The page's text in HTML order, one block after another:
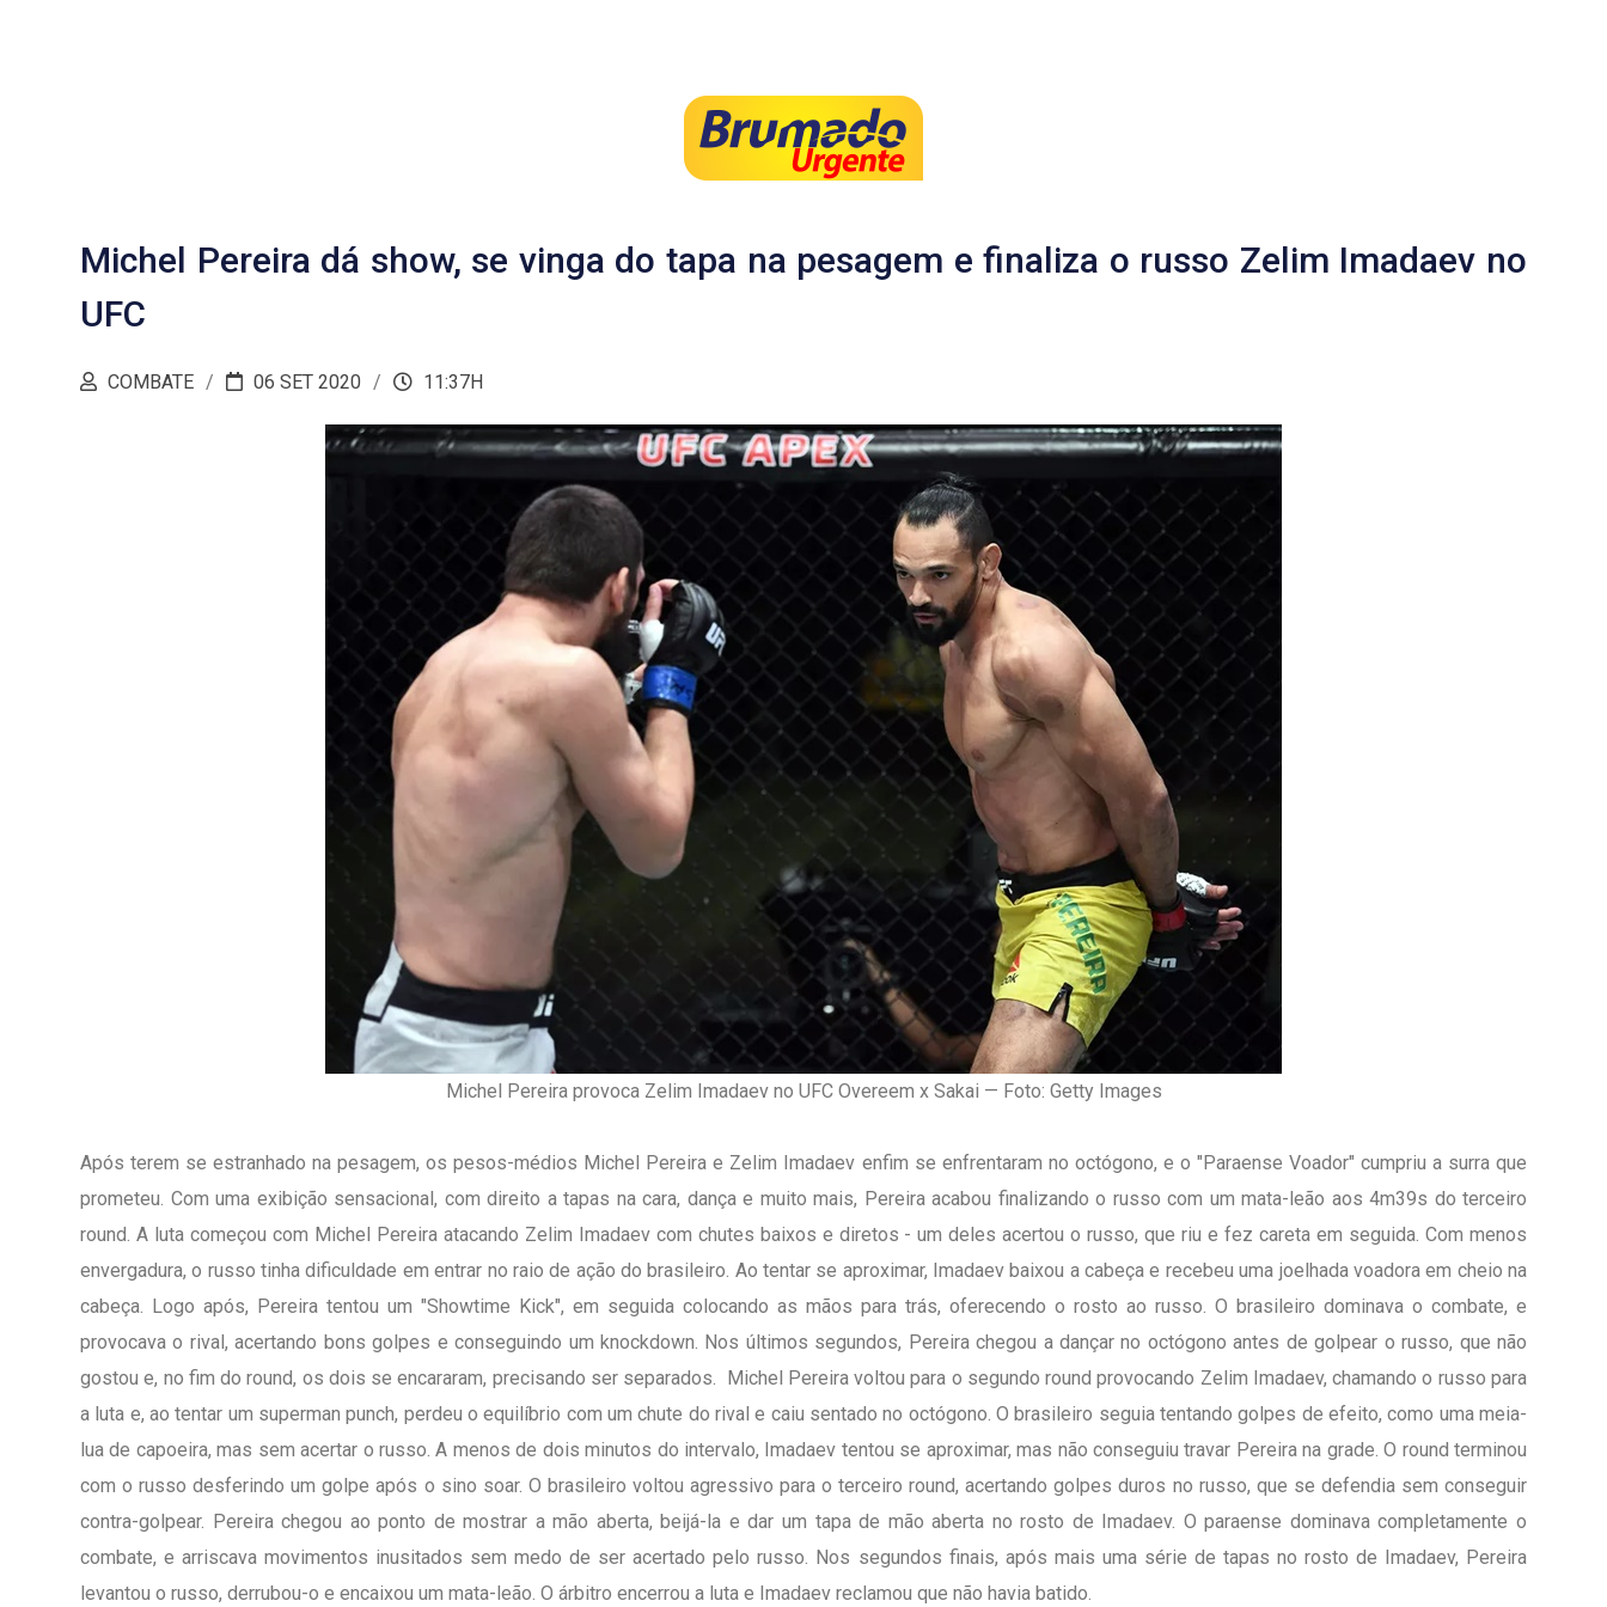
Michel Pereira dá show, se vinga do tapa na pesagem e finaliza o russo Zelim Imadaev no
UFC
COMBATE 06 SET 2020 11:37H
Michel Pereira provoca Zelim Imadaev no UFC Overeem x Sakai — Foto: Getty Images
Após terem se estranhado na pesagem, os pesos-médios Michel Pereira e Zelim Imadaev enfim se enfrentaram no octógono, e o "Paraense Voador" cumpriu a surra que
prometeu. Com uma exibição sensacional, com direito a tapas na cara, dança e muito mais, Pereira acabou finalizando o russo com um mata-leão aos 4m39s do terceiro
round. A luta começou com Michel Pereira atacando Zelim Imadaev com chutes baixos e diretos - um deles acertou o russo, que riu e fez careta em seguida. Com menos
envergadura, o russo tinha dificuldade em entrar no raio de ação do brasileiro. Ao tentar se aproximar, Imadaev baixou a cabeça e recebeu uma joelhada voadora em cheio na
cabeça. Logo após, Pereira tentou um "Showtime Kick", em seguida colocando as mãos para trás, oferecendo o rosto ao russo. O brasileiro dominava o combate, e
provocava o rival, acertando bons golpes e conseguindo um knockdown. Nos últimos segundos, Pereira chegou a dançar no octógono antes de golpear o russo, que não
gostou e, no fim do round, os dois se encararam, precisando ser separados. Michel Pereira voltou para o segundo round provocando Zelim Imadaev, chamando o russo para
a luta e, ao tentar um superman punch, perdeu o equilíbrio com um chute do rival e caiu sentado no octógono. O brasileiro seguia tentando golpes de efeito, como uma meia-
lua de capoeira, mas sem acertar o russo. A menos de dois minutos do intervalo, Imadaev tentou se aproximar, mas não conseguiu travar Pereira na grade. O round terminou
com o russo desferindo um golpe após o sino soar. O brasileiro voltou agressivo para o terceiro round, acertando golpes duros no russo, que se defendia sem conseguir
contra-golpear. Pereira chegou ao ponto de mostrar a mão aberta, beijá-la e dar um tapa de mão aberta no rosto de Imadaev. O paraense dominava completamente o
combate, e arriscava movimentos inusitados sem medo de ser acertado pelo russo. Nos segundos finais, após mais uma série de tapas no rosto de Imadaev, Pereira
levantou o russo, derrubou-o e encaixou um mata-leão. O árbitro encerrou a luta e Imadaev reclamou que não havia batido.